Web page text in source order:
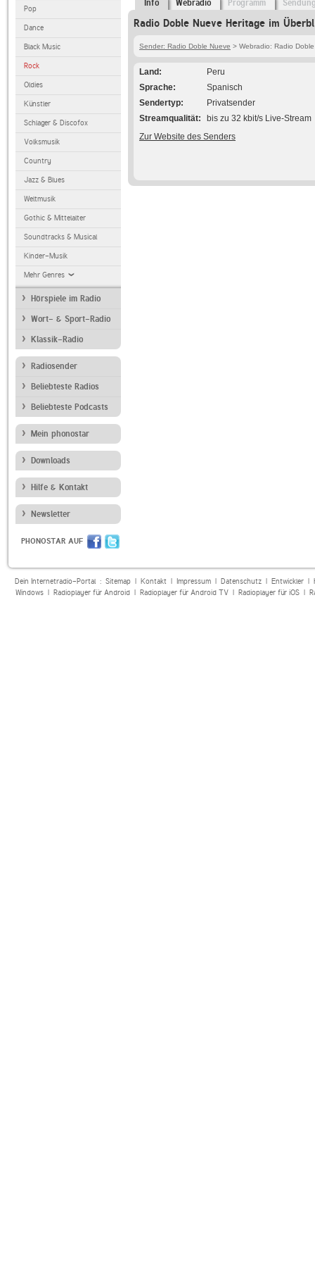
Pop
Dance
Black Music
Rock
Oldies
Künstler
Schlager & Discofox
Volksmusik
Country
Jazz & Blues
Weltmusik
Gothic & Mittelalter
Soundtracks & Musical
Kinder-Musik
Mehr Genres
Hörspiele im Radio
Wort- & Sport-Radio
Klassik-Radio
Radiosender
Beliebteste Radios
Beliebteste Podcasts
Mein phonostar
Downloads
Hilfe & Kontakt
Newsletter
PHONOSTAR AUF
Info Webradio Programm
Radio Doble Nueve Heritage im
Sender: Radio Doble Nueve > Webradio: Radio
Land
Peru
Sprache
Spanisch
Sendertyp
Privatsender
Streamqualität
bis zu 32 kbit/s Live-Stream
Zur Website des Senders
Dein Internetradio-Portal : Sitemap| Kontakt| Impressum| Datenschutz| Entwickler|
Windows| Radioplayer für Android| Radioplayer für Android TV| Radioplayer für iOS|